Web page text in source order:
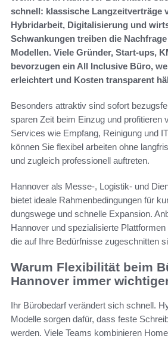
schnell: klassische Langzeitverträge
Hybridarbeit, Digitalisierung und
Schwankungen treiben die
Modellen. Viele Gründer, Start-ups,
bevorzugen ein All Inclusive Büro,
erleichtert und Kosten transparent
Besonders attraktiv sind sofort
sparen Zeit beim Einzug und profitieren
Services wie Empfang, Reinigung und
können Sie flexibel arbeiten ohne
und zugleich professionell auftreten.
Hannover als Messe-, Logistik- und
bietet ideale Rahmenbedingungen für
dungswege und schnelle Expansion.
Hannover und spezialisierte
die auf Ihre Bedürfnisse zugeschnitten
Warum Flexibilität beim
Hannover immer
Ihr Bürobedarf verändert sich schnell.
Modelle sorgen dafür, dass feste
werden. Viele Teams kombinieren